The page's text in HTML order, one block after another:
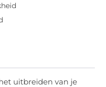
uitbreiden van je